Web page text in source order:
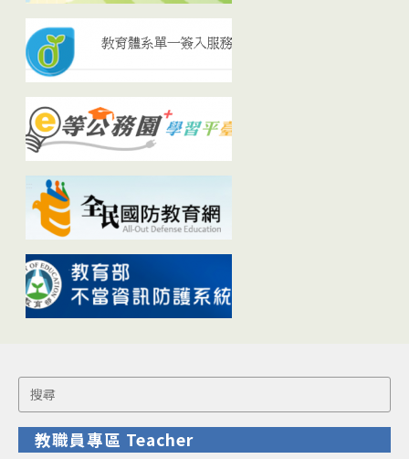
Search
for:
教職員專區 Teacher